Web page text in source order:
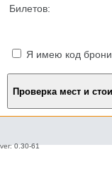
Билетов:
Я имею код брони
ver: 0.30-61